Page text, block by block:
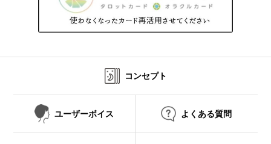
コンセプト
ユーザーボイス よくある質問